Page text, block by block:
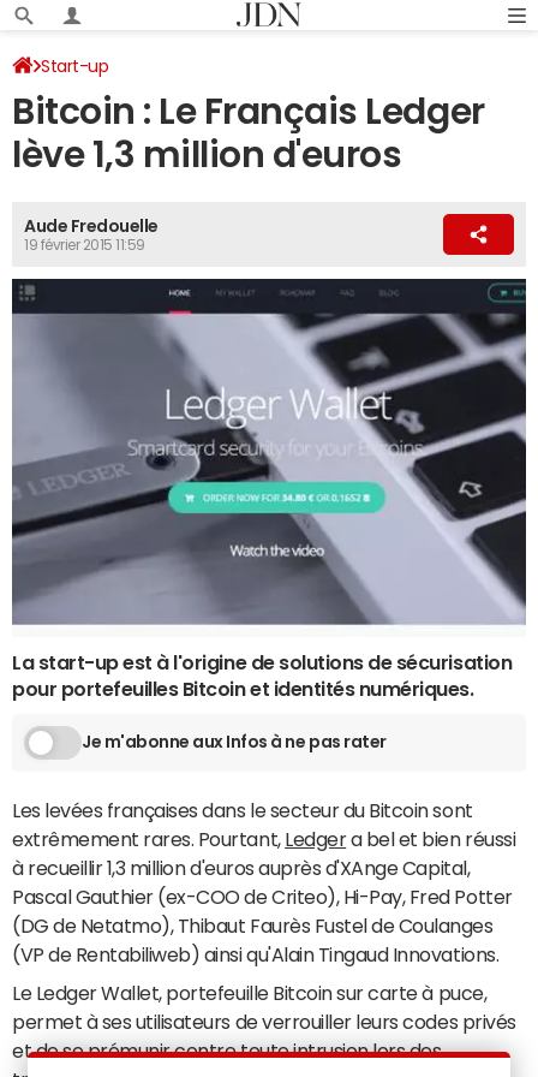
Start-up
Bitcoin : Le Français Ledger
lève 1,3 million d'euros
Aude Fredouelle
19 février 2015 11:59
La start-up est à l'origine de solutions de sécurisation
pour portefeuilles Bitcoin et identités numériques.
Je m'abonne aux Infos à ne pas rater
Les levées françaises dans le secteur du Bitcoin sont
extrêmement rares. Pourtant, Ledgera bel et bien réussi
à recueillir 1,3 million d'euros auprès d'XAnge Capital,
Pascal Gauthier (ex-COO de Criteo), Hi-Pay, Fred Potter
(DG de Netatmo), Thibaut Faurès Fustel de Coulanges
(VP de Rentabiliweb) ainsi qu'Alain Tingaud Innovations.
Le Ledger Wallet, portefeuille Bitcoin sur carte à puce,
permet à ses utilisateurs de verrouiller leurs codes privés
et de se prémunir contre toute intrusion lors des